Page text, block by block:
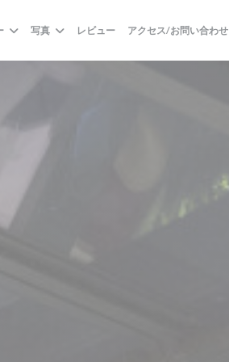
写真 レビュー アクセス/お問い合わせ